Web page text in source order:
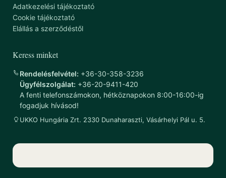
Adatkezelési tájékoztató
Cookie tájékoztató
Elállás a szerződéstől
Keress minket
Rendelésfelvétel: +36-30-358-3236
Ügyfélszolgálat: +36-20-9411-420
A fenti telefonszámokon, hétköznapokon 8:00-16:00-ig
fogadjuk hívásod!
UKKO Hungária Zrt. 2330 Dunaharaszti, Vásárhelyi Pál u. 5.